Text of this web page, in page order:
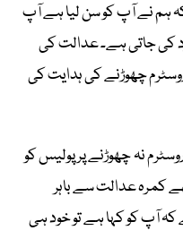
ہم نے آپ کو سن لیا ہے آپ
کی جاتی ہے۔ عدالت کی
چھوڑنے کی ہدایت کی
نہ چھوڑنے پر پولیس کو
کمرہ عدالت سے باہر
آپ کو کہا ہے تو خود ہی